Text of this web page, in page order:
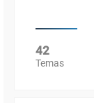
42
Temas